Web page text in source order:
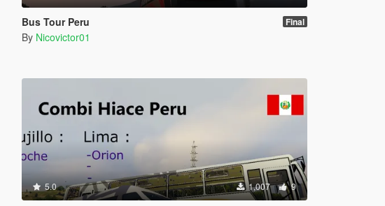
Bus Tour Peru Final
By Nicovictor01
5.0 1,007 9